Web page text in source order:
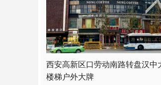
西安高新区口劳动南路转盘汉中
楼梯户外大牌